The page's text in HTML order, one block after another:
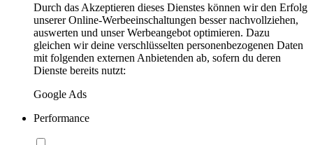
Durch das Akzeptieren dieses Dienstes können wir den Erfolg
unserer Online-Werbeeinschaltungen besser nachvollziehen,
auswerten und unser Werbeangebot optimieren. Dazu
gleichen wir deine verschlüsselten personenbezogenen Daten
mit folgenden externen Anbietenden ab, sofern du deren
Dienste bereits nutzt:
Google Ads
Performance